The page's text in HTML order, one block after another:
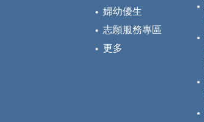
婦幼優生
志願服務專區
更多